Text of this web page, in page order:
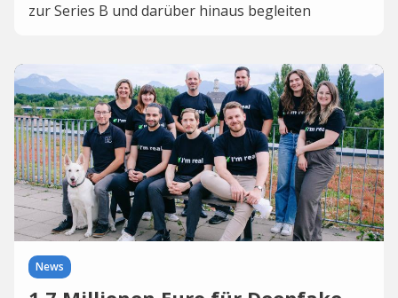
zur Series B und darüber hinaus begleiten
News